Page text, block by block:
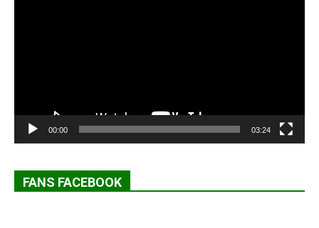
00:00 03:24
FANS FACEBOOK